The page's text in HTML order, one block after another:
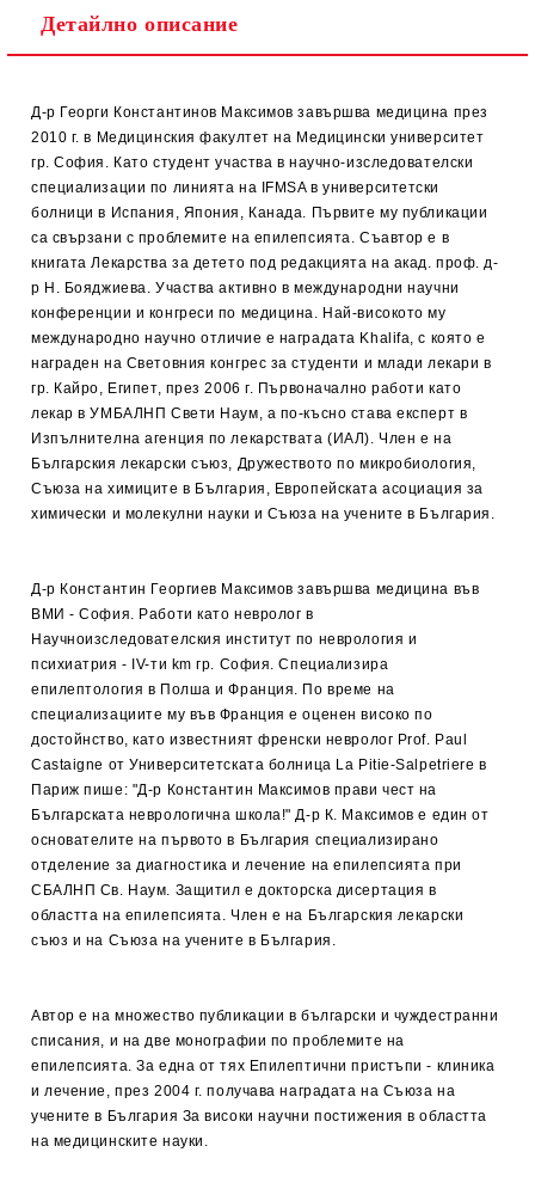
Детайлно описание
Д-р Георги Константинов Максимов завършва медицина през
2010 г. в Медицинския факултет на Медицински университет
гр. София. Като студент участва в научно-изследователски
специализации по линията на IFMSA в университетски
болници в Испания, Япония, Канада. Първите му публикации
са свързани с проблемите на епилепсията. Съавтор е в
книгата Лекарства за детето под редакцията на акад. проф. д-
р Н. Бояджиева. Участва активно в международни научни
конференции и конгреси по медицина. Най-високото му
международно научно отличие е наградата Khalifa, с която е
награден на Световния конгрес за студенти и млади лекари в
гр. Кайро, Египет, през 2006 г. Първоначално работи като
лекар в УМБАЛНП Свети Наум, а по-късно става експерт в
Изпълнителна агенция по лекарствата (ИАЛ). Член е на
Българския лекарски съюз, Дружеството по микробиология,
Съюза на химиците в България, Европейската асоциация за
химически и молекулни науки и Съюза на учените в България.
Д-р Константин Георгиев Максимов завършва медицина във
ВМИ - София. Работи като невролог в
Научноизследователския институт по неврология и
психиатрия - IV-ти km гр. София. Специализира
епилептология в Полша и Франция. По време на
специализациите му във Франция е оценен високо по
достойнство, като известният френски невролог Prof. Paul
Castaigne от Университетската болница La Pitie-Salpetriere в
Париж пише: "Д-р Константин Максимов прави чест на
Българската неврологична школа!" Д-р К. Максимов е един от
основателите на първото в България специализирано
отделение за диагностика и лечение на епилепсията при
СБАЛНП Св. Наум. Защитил е докторска дисертация в
областта на епилепсията. Член е на Българския лекарски
съюз и на Съюза на учените в България.
Автор е на множество публикации в български и чуждестранни
списания, и на две монографии по проблемите на
епилепсията. За една от тях Епилептични пристъпи - клиника
и лечение, през 2004 г. получава наградата на Съюза на
учените в България За високи научни постижения в областта
на медицинските науки.